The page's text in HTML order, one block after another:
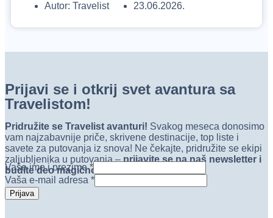
Autor: Travelist 23.06.2026.
Prijavi se i otkrij svet avantura sa
Travelistom!
Pridružite se Travelist avanturi! Svakog meseca donosimo
vam najzabavnije priče, skrivene destinacije, top liste i
savete za putovanja iz snova! Ne čekajte, pridružite se ekipi
zaljubljenika u putovanja –prijavite se na naš newsletter i
budite deo magičnog sveta novih avantura
Vaše ime i prezime*
Vaša e-mail adresa *
Prijava